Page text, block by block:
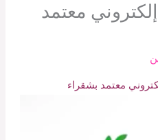
معتمد
معتمد بشقراء